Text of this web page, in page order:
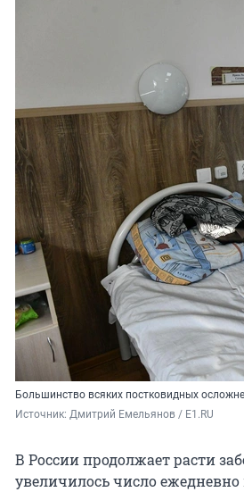
Большинство всяких постковидных
Источник: Дмитрий Емельянов / E1.RU
В России продолжает расти
увеличилось число